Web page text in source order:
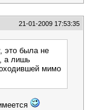
21-01-2009 17:53:35
это была не
а лишь
мимо